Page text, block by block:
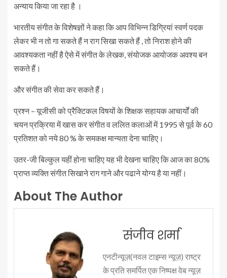
अन्याय किया जा रहा है ।
भारतीय संगीत के विशेषज्ञों ने कहा कि आप विभिन्न डिग्रियां स्वर्ण पदक
लेकर भी न तो गा सकते हैं न राग सिखा सकते हैं , तो निराश होने की
आवश्यकता नहीं है ऐसे में संगीत के लेखक, संयोजक आयोजक अवश्य बन
सकते हैं।
और संगीत की सेवा कर सकते हैं।
प्रश्न – यूजीसी को प्रैक्टिकल विषयों के शिक्षक सहायक आचार्यों की
चयन प्रक्रिया में खास कर संगीत व ललित कलाओं में 1995 से पूर्व के 60
प्रतिशत को नये 80 % के समकक्ष मान्यता देना चाहिए।
उतर-जी बिल्कुल यहीं होना चाहिए यह भी देखना चाहिए कि आज का 80%
प्राप्त व्यक्ति संगीत सिखाने राग गाने और पढाने योग्य है या नहीं।
About The Author
संजीव शर्मा
एनटीन्यूज़(नवल टाइम्स न्यूज़) राष्ट्र
के प्रति समर्पित एक निष्पक्ष वेब न्यूज़